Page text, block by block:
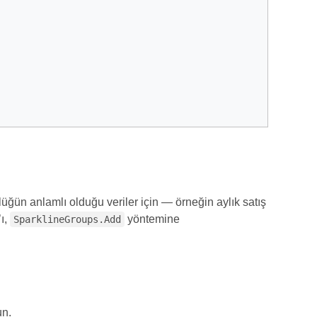
anlamlı olduğu veriler için — örneğin aylık satış
SparklineGroups.Add yöntemine